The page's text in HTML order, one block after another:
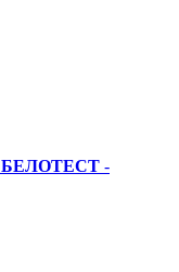
БЕЛОТЕСТ -